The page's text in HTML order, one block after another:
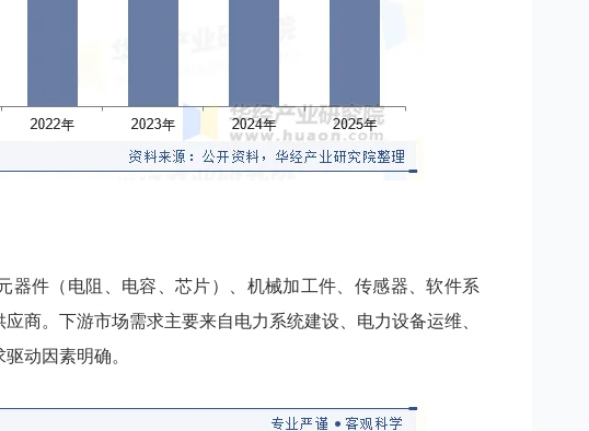
器件（电阻、电容、芯片）、机械加工件、传感器、软件系
商。下游市场需求主要来自电力系统建设、电力设备运维、
动因素明确。